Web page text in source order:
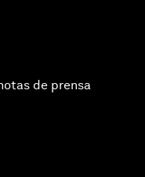
de prensa